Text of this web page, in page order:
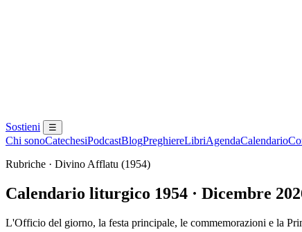
Sostieni ☰
Chi sonoCatechesiPodcastBlogPreghiereLibriAgendaCalendario
Rubriche · Divino Afflatu (1954)
Calendario liturgico 1954 · Dicembre
L'Officio del giorno, la festa principale, le commemorazioni e la